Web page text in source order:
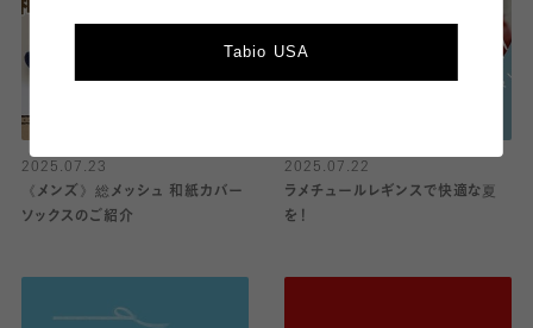
2025.07.23
《メンズ》総メッシュ 和紙カバー
ソックスのご紹介
2025.07.22
ラメチュールレギンスで快適な夏
を！
Tabio USA